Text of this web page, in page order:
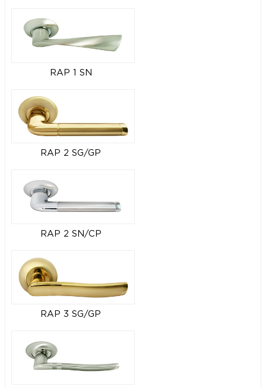
RAP 1 SN
RAP 2 SG/GP
RAP 2 SN/CP
RAP 3 SG/GP